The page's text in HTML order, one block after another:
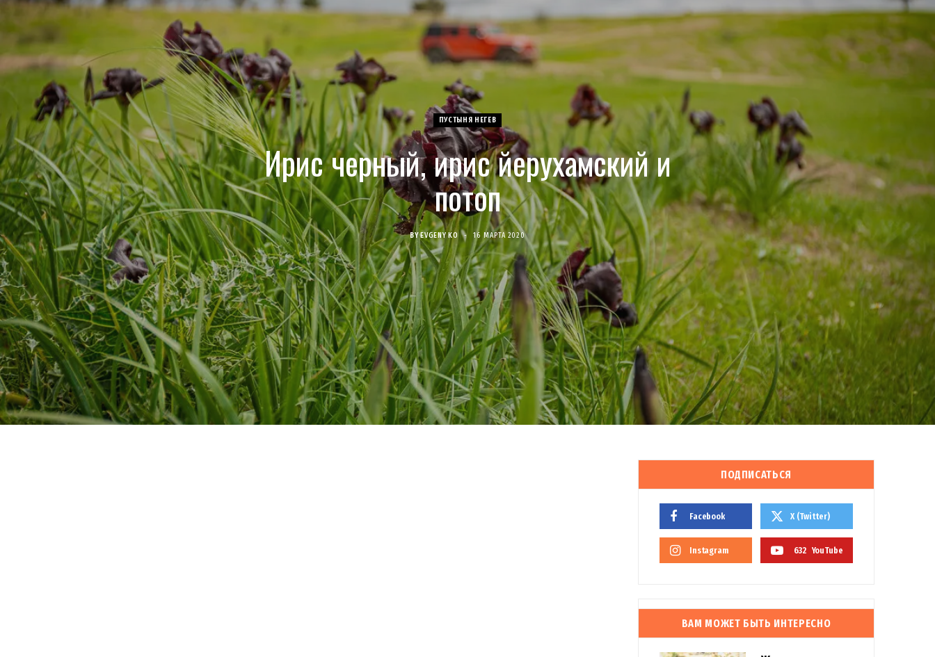
e
o
k
t
m
T w
i
t
e
r
t
ПУСТЫНЯ НЕГЕВ
Ирис черный, ирис йерухамский и
потоп
BY EVGENY KO 16 МАРТА 2020
ПОДПИСАТЬСЯ
Facebook X (Twitter)
Instagram 632 YouTube
ВАМ МОЖЕТ БЫТЬ ИНТЕРЕСНО